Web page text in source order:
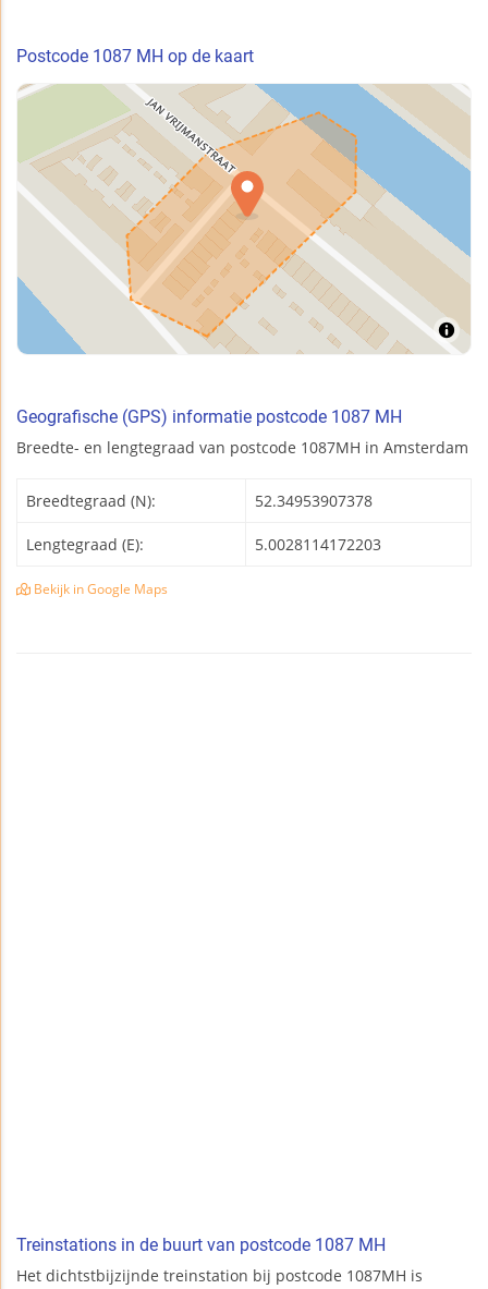
Postcode 1087 MH op de kaart
Geografische (GPS) informatie postcode 1087 MH
Breedte- en lengtegraad van postcode 1087MH in Amsterdam
Breedtegraad (N): 52.34953907378
Lengtegraad (E): 5.0028114172203
Bekijk in Google Maps
Treinstations in de buurt van postcode 1087 MH
Het dichtstbijzijnde treinstation bij postcode 1087MH is